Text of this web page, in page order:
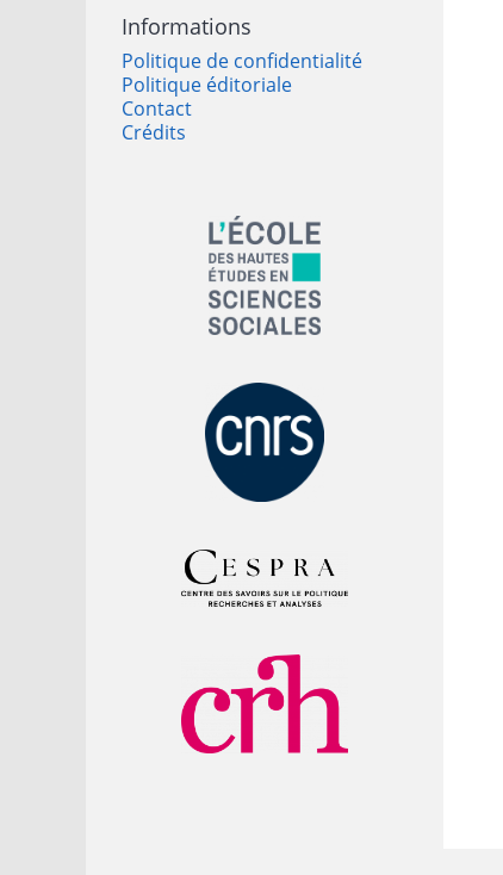
Informations
Politique de confidentialité
Politique éditoriale
Contact
Crédits
Affiliations/partenaires